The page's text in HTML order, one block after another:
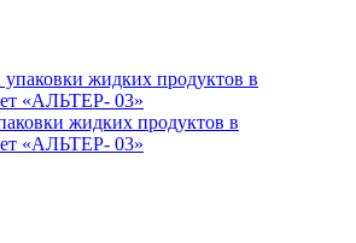
жидких продуктов в
«АЛЬТЕР- 03»